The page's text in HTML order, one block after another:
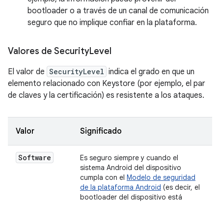
bootloader o a través de un canal de comunicación
seguro que no implique confiar en la plataforma.
Valores de SecurityLevel
El valor de SecurityLevel indica el grado en que un
elemento relacionado con Keystore (por ejemplo, el par
de claves y la certificación) es resistente a los ataques.
Valor Significado
Software
Es seguro siempre y cuando el
sistema Android del dispositivo
cumpla con el Modelo de seguridad
de la plataforma Android (es decir, el
bootloader del dispositivo está